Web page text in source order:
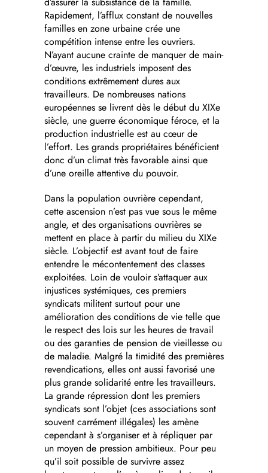
Rapidement, l’afflux constant de nouvelles
familles en zone urbaine crée une
compétition intense entre les ouvriers.
N’ayant aucune crainte de manquer de main-
d’œuvre, les industriels imposent des
conditions extrêmement dures aux
travailleurs. De nombreuses nations
européennes se livrent dès le début du XIXe
siècle, une guerre économique féroce, et la
production industrielle est au cœur de
l’effort. Les grands propriétaires bénéficient
donc d’un climat très favorable ainsi que
d’une oreille attentive du pouvoir.
Dans la population ouvrière cependant,
cette ascension n’est pas vue sous le même
angle, et des organisations ouvrières se
mettent en place à partir du milieu du XIXe
siècle. L’objectif est avant tout de faire
entendre le mécontentement des classes
exploitées. Loin de vouloir s’attaquer aux
injustices systémiques, ces premiers
syndicats militent surtout pour une
amélioration des conditions de vie telle que
le respect des lois sur les heures de travail
ou des garanties de pension de vieillesse ou
de maladie. Malgré la timidité des premières
revendications, elles ont aussi favorisé une
plus grande solidarité entre les travailleurs.
La grande répression dont les premiers
syndicats sont l’objet (ces associations sont
souvent carrément illégales) les amène
cependant à s’organiser et à répliquer par
un moyen de pression ambitieux. Pour peu
qu’il soit possible de survivre assez